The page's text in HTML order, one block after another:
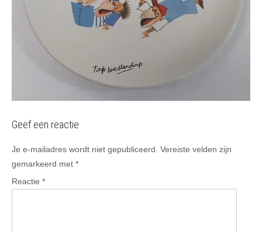
Geef een reactie
Je e-mailadres wordt niet gepubliceerd. Vereiste velden zijn
gemarkeerd met *
Reactie *